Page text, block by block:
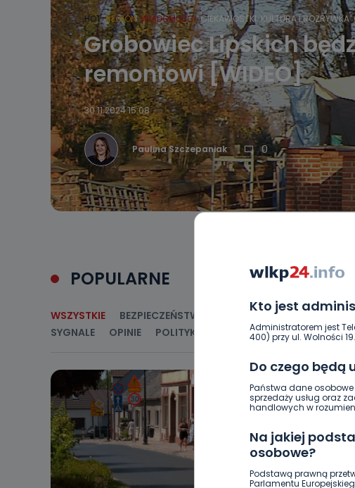
Kto jest
Administratorem jest
400) przy ul. Wolności 19.
Do czego będą
Państwa dane
sprzedaży usług oraz
handlowych w
Na jakiej
osobowe?
Podstawą prawną
Parlamentu
HOT REGION WIADOMOŚCI CIEKAWOSTKI KULTURA I ROZRYWKA
Grobowiec Lipskich
remontowi [WIDEO]
30.11.2024 15:08
Paulina Szczepaniak 0
POPULARNE
WSZYSTKIE BEZPIECZEŃSTWO CIEKAWOSTKI
SYGNALE
OPINIE POLITYKA RELIGIA SAMORZĄD